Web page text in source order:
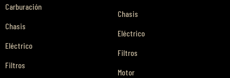
Carburación
Chasis
Eléctrico
Filtros
Chasis
Eléctrico
Filtros
Motor